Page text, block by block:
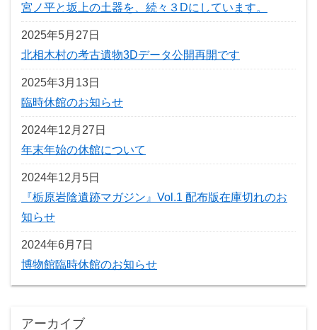
宮ノ平と坂上の土器を、続々３Dにしています。
2025年5月27日
北相木村の考古遺物3Dデータ公開再開です
2025年3月13日
臨時休館のお知らせ
2024年12月27日
年末年始の休館について
2024年12月5日
『栃原岩陰遺跡マガジン』Vol.1 配布版在庫切れのお
知らせ
2024年6月7日
博物館臨時休館のお知らせ
アーカイブ